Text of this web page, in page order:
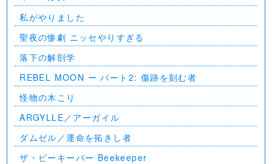
私がやりました
聖夜の惨劇 ニッセやりすぎる
落下の解剖学
REBEL MOON ー パート2: 傷跡を刻む者
怪物の木こり
ARGYLLE／アーガイル
ダムゼル／運命を拓きし者
ザ・ビーキーパー Beekeeper